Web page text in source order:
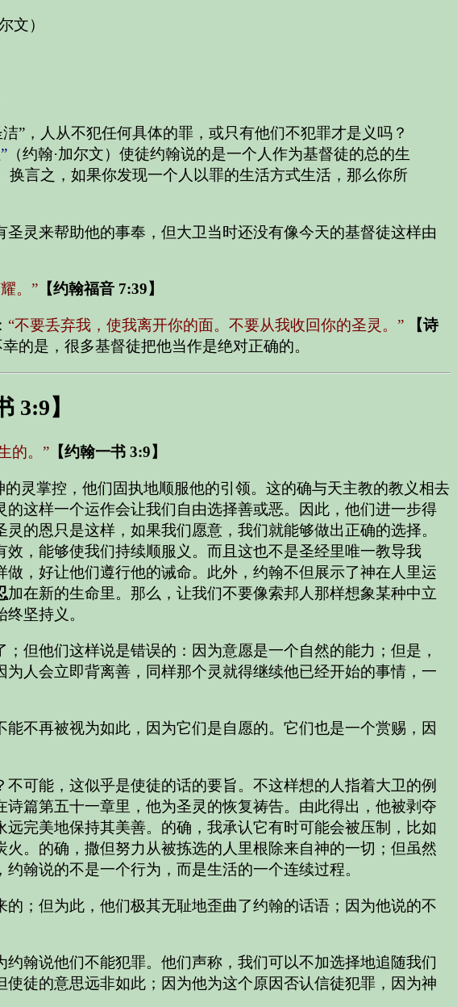
文）
”，人从不犯任何具体的罪，或只有他们不犯罪才是义吗？
（约翰·加尔文）使徒约翰说的是一个人作为基督徒的总的生
言之，如果你发现一个人以罪的生活方式生活，那么你所
灵来帮助他的事奉，但大卫当时还没有像今天的基督徒这样由
。” 【约翰福音 7:39】
“不要丢弃我，使我离开你的面。不要从我收回你的圣灵。”
【诗
的是，很多基督徒把他当作是绝对正确的。
3:9】
的。” 【约翰一书 3:9】
灵掌控，他们固执地顺服他的引领。这的确与天主教的教义相去
这样一个运作会让我们自由选择善或恶。因此，他们进一步得
的恩只是这样，如果我们愿意，我们就能够做出正确的选择。
，能够使我们持续顺服义。而且这也不是圣经里唯一教导我
，好让他们遵行他的诫命。此外，约翰不但展示了神在人里运
加在新的生命里。那么，让我们不要像索邦人那样想象某种中立
坚持义。
但他们这样说是错误的：因为意愿是一个自然的能力；但是，
人会立即背离善，同样那个灵就得继续他已经开始的事情，一
不再被视为如此，因为它们是自愿的。它们也是一个赏赐，因
可能，这似乎是使徒的话的要旨。不这样想的人指着大卫的例
篇第五十一章里，他为圣灵的恢复祷告。由此得出，他被剥夺
完美地保持其美善。的确，我承认它有时可能会被压制，比如
。的确，撒但努力从被拣选的人里根除来自神的一切；但虽然
翰说的不是一个行为，而是生活的一个连续过程。
；但为此，他们极其无耻地歪曲了约翰的话语；因为他说的不
翰说他们不能犯罪。他们声称，我们可以不加选择地追随我们
徒的意思远非如此；因为他为这个原因否认信徒犯罪，因为神